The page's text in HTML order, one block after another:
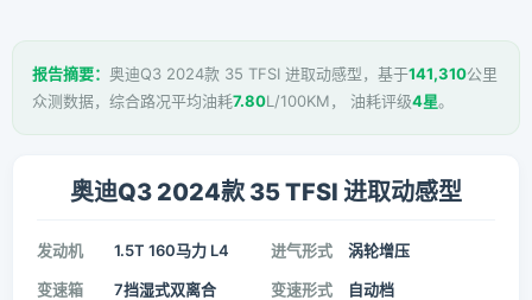
报告摘要： 奥迪Q3 2024款 35 TFSI 进取动感型，基于141,310公里
众测数据，综合路况平均油耗7.80L/100KM， 油耗评级4星。
奥迪Q3 2024款 35 TFSI 进取动感型
发动机 1.5T 160马力 L4 进气形式 涡轮增压
变速箱 7挡湿式双离合 变速形式 自动档